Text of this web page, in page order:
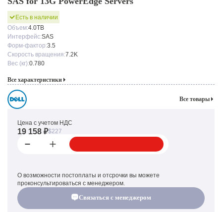
Есть в наличии
Объем:4.0TB
Интерфейс:SAS
Форм-фактор:3.5
Скорость вращения:7.2K
Вес (кг):0.780
Все характеристики
Все товары
Цена с учетом НДС
19 158 ₽$227
О возможности постоплаты и отсрочки вы можете
проконсультироваться с менеджером.
Связаться с менеджером